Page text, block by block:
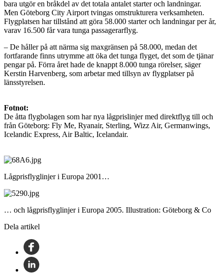
bara utgör en bråkdel av det totala antalet starter och landningar.
Men Göteborg City Airport tvingas omstrukturera verksamheten.
Flygplatsen har tillstånd att göra 58.000 starter och landningar per år,
varav 16.500 får vara tunga passagerarflyg.
– De håller på att närma sig maxgränsen på 58.000, medan det
fortfarande finns utrymme att öka det tunga flyget, det som de tjänar
pengar på. Förra året hade de knappt 8.000 tunga rörelser, säger
Kerstin Harvenberg, som arbetar med tillsyn av flygplatser på
länsstyrelsen.
Fotnot:
De åtta flygbolagen som har nya lågprislinjer med direktflyg till och
från Göteborg: Fly Me, Ryanair, Sterling, Wizz Air, Germanwings,
Icelandic Express, Air Baltic, Icelandair.
Lågprisflyglinjer i Europa 2001…
… och lågprisflyglinjer i Europa 2005. Illustration: Göteborg & Co
Dela artikel